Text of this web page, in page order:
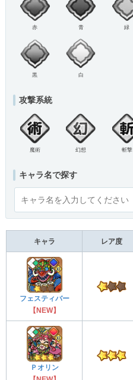
赤 青 緑
黒 白
攻撃系統
魔術 幻想 斬撃
キャラ名で探す
キャラ レア度
フェスティバー
【NEW】
Ｐオリン